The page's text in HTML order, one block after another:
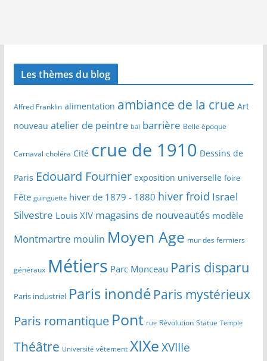
Les thèmes du blog
Alfred Franklin alimentation ambiance de la crue Art
nouveau atelier de peintre bal barrière Belle époque
Carnaval choléra Cité crue de 1910 Dessins de
Paris Edouard Fournier exposition universelle foire
Fête guinguette hiver de 1879 - 1880 hiver froid Israel
Silvestre Louis XIV magasins de nouveautés modèle
Montmartre moulin Moyen Age mur des fermiers
généraux Métiers Parc Monceau Paris disparu
Paris industriel Paris inondé Paris mystérieux
Paris romantique Pont rue Révolution Statue Temple
Théâtre Université vêtement XIXeXVIIIe